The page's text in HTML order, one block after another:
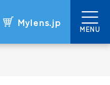
Mylens.jp
MENU
Mylens.jp
MENU